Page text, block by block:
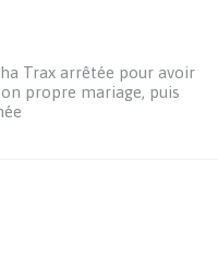
Trax arrêtée pour avoir
propre mariage, puis